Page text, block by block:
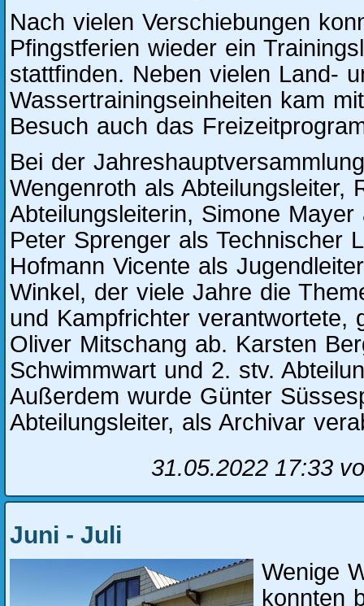
Nach vielen Verschiebungen
Pfingstferien wieder ein
stattfinden. Neben vielen Land-
Wassertrainingseinheiten kam
Besuch auch das
Bei der
Wengenroth als Abteilungsleiter,
Abteilungsleiterin, Simone
Peter Sprenger als Technischer
Hofmann Vicente als
Winkel, der viele Jahre die
und Kampfrichter verantwortete,
Oliver Mitschang ab. Karsten
Schwimmwart und 2. stv.
Außerdem wurde Günter
Abteilungsleiter, als Archivar
31.05.2022 17:33
Juni - Juli
Wenige
konnten